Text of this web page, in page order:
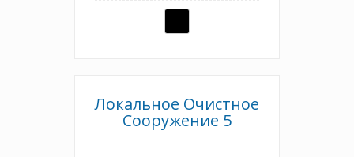
Локальное Очистное
Сооружение 5